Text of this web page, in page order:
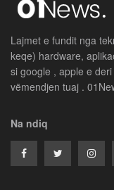
Lajmet e fundit nga
keqe) hardware,
si google , apple e
vëmendjen tuaj .
Na ndiq